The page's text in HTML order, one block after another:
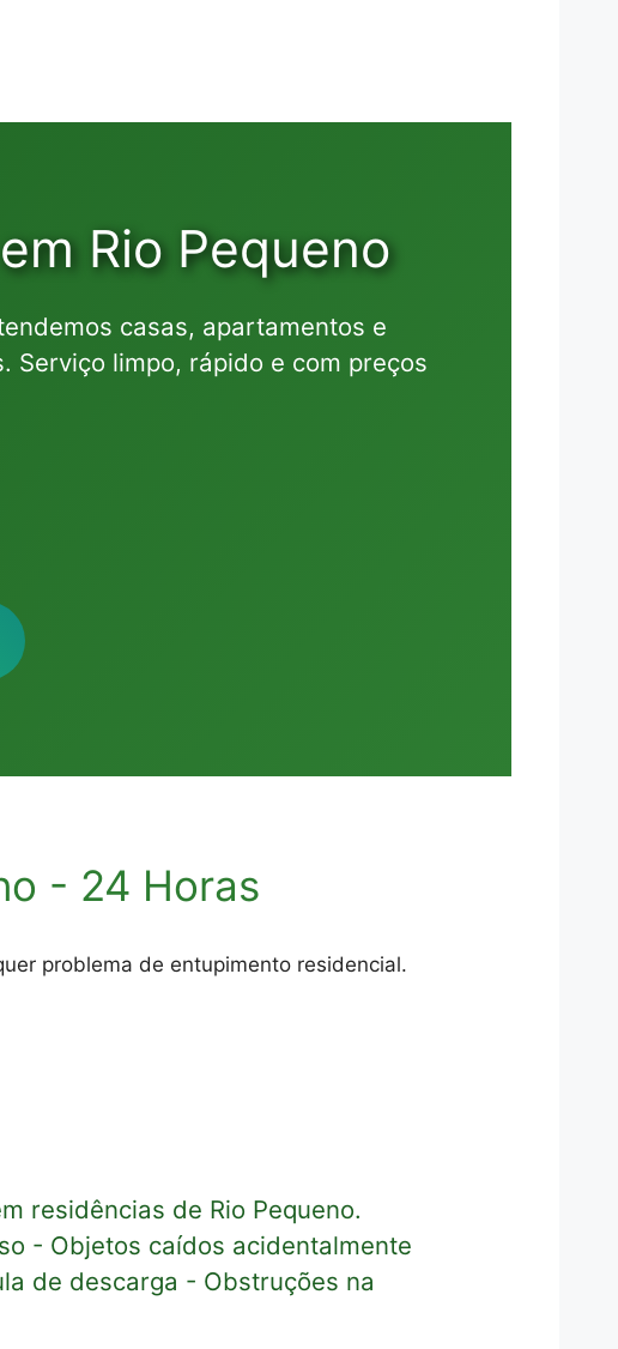
Rio Pequeno
casas, apartamentos e
Serviço limpo, rápido e com preços
- 24 Horas
problema de entupimento residencial.
residências de Rio Pequeno.
- Objetos caídos acidentalmente
de descarga - Obstruções na